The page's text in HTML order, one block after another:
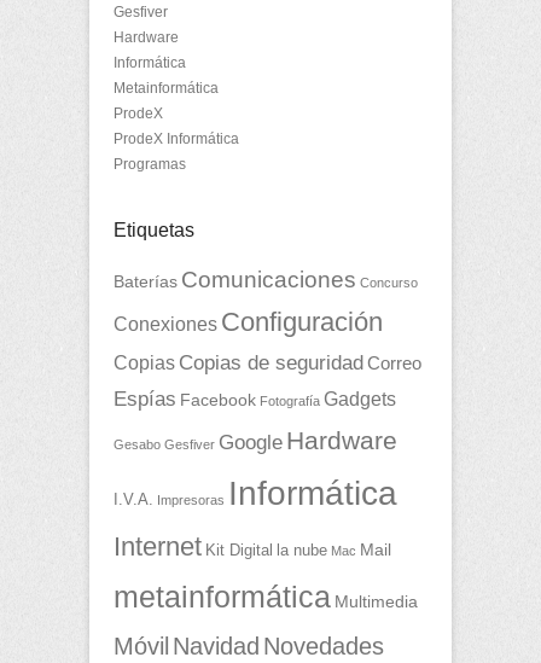
Gesfiver
Hardware
Informática
Metainformática
ProdeX
ProdeX Informática
Programas
Etiquetas
Baterías Comunicaciones Concurso
Conexiones Configuración
Copias Copias de seguridad Correo
Espías Facebook Fotografía Gadgets
Gesabo Gesfiver Google Hardware
I.V.A. Impresoras Informática
Internet Kit Digital la nube Mac Mail
metainformática Multimedia
Móvil Navidad Novedades